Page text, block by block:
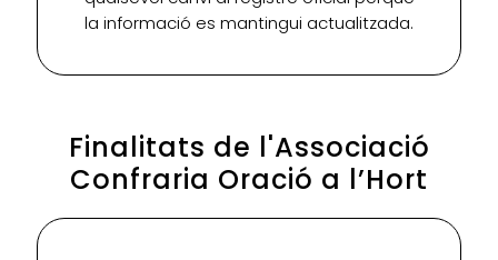
la informació es mantingui actualitzada.
Finalitats de l'Associació
Confraria Oració a l’Hort